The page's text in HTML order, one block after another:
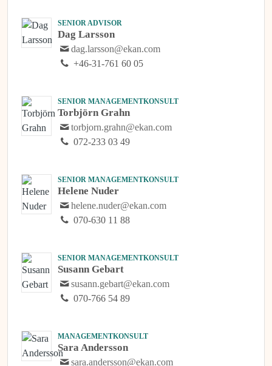
SENIOR ADVISOR
Dag Larsson
dag.larsson@ekan.com
+46-31-761 60 05
SENIOR MANAGEMENTKONSULT
Torbjörn Grahn
torbjorn.grahn@ekan.com
072-233 03 49
SENIOR MANAGEMENTKONSULT
Helene Nuder
helene.nuder@ekan.com
070-630 11 88
SENIOR MANAGEMENTKONSULT
Susann Gebart
susann.gebart@ekan.com
070-766 54 89
MANAGEMENTKONSULT
Sara Andersson
sara.andersson@ekan.com